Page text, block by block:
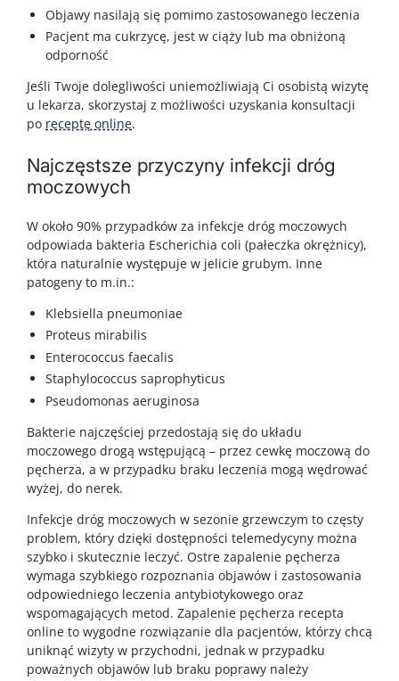
Objawy nasilają się pomimo zastosowanego leczenia
Pacjent ma cukrzycę, jest w ciąży lub ma obniżoną
odporność
Jeśli Twoje dolegliwości uniemożliwiają Ci osobistą wizytę
u lekarza, skorzystaj z możliwości uzyskania konsultacji
po receptę online.
Najczęstsze przyczyny infekcji dróg
moczowych
W około 90% przypadków za infekcje dróg moczowych
odpowiada bakteria Escherichia coli (pałeczka okrężnicy),
która naturalnie występuje w jelicie grubym. Inne
patogeny to m.in.:
Klebsiella pneumoniae
Proteus mirabilis
Enterococcus faecalis
Staphylococcus saprophyticus
Pseudomonas aeruginosa
Bakterie najczęściej przedostają się do układu
moczowego drogą wstępującą – przez cewkę moczową do
pęcherza, a w przypadku braku leczenia mogą wędrować
wyżej, do nerek.
Infekcje dróg moczowych w sezonie grzewczym to częsty
problem, który dzięki dostępności telemedycyny można
szybko i skutecznie leczyć. Ostre zapalenie pęcherza
wymaga szybkiego rozpoznania objawów i zastosowania
odpowiedniego leczenia antybiotykowego oraz
wspomagających metod. Zapalenie pęcherza recepta
online to wygodne rozwiązanie dla pacjentów, którzy chcą
uniknąć wizyty w przychodni, jednak w przypadku
poważnych objawów lub braku poprawy należy